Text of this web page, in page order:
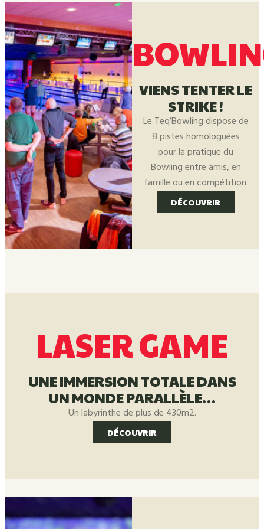
VIENS TENTER LE
STRIKE !
Le Teq’Bowling dispose de
8 pistes homologuées
pour la pratique du
Bowling entre amis, en
famille ou en compétition.
DÉCOUVRIR
LASER GAME
UNE IMMERSION TOTALE DANS
UN MONDE PARALLÈLE…
Un labyrinthe de plus de 430m2.
DÉCOUVRIR